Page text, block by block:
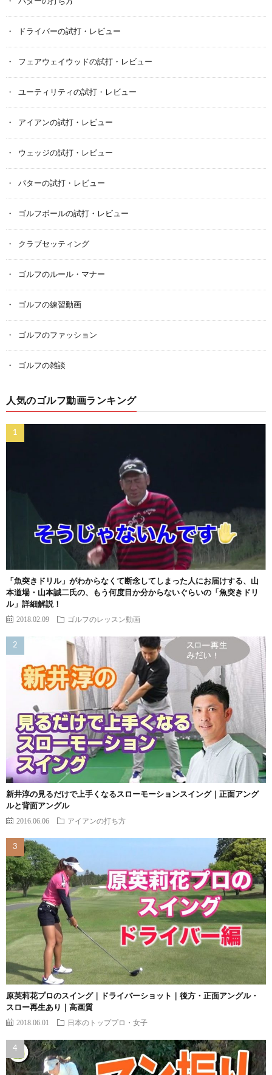
ドライバーの試打・レビュー
フェアウェイウッドの試打・レビュー
ユーティリティの試打・レビュー
アイアンの試打・レビュー
ウェッジの試打・レビュー
パターの試打・レビュー
ゴルフボールの試打・レビュー
クラブセッティング
ゴルフのルール・マナー
ゴルフの練習動画
ゴルフのファッション
ゴルフの雑談
人気のゴルフ動画ランキング
「魚突きドリル」がわからなくて断念してしまった人にお届けする、山
本道場・山本誠二氏の、もう何度目か分からないぐらいの「魚突きドリ
ル」詳細解説！
2018.02.09 ゴルフのレッスン動画
新井淳の見るだけで上手くなるスローモーションスイング｜正面アング
ルと背面アングル
2016.06.06 アイアンの打ち方
原英莉花プロのスイング｜ドライバーショット｜後方・正面アングル・
スロー再生あり｜高画質
2018.06.01 日本のトッププロ・女子